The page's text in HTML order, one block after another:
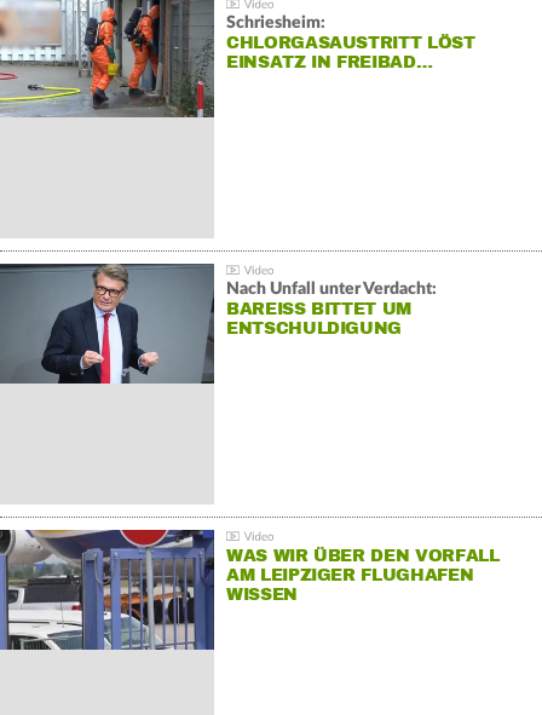
Schriesheim:
CHLORGASAUSTRITT LÖST
EINSATZ IN FREIBAD…
Nach Unfall unter Verdacht:
BAREISS BITTET UM E
NTSCHULDIGUNG
WAS WIR ÜBER DEN VORFALL
AM LEIPZIGER FLUGHAFEN
WISSEN